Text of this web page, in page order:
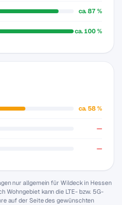
ca. 87 %
ca. 100 %
ca. 58 %
—
—
nur allgemein für Wildeck in Hessen
Wohngebiet kann die LTE- bzw. 5G-
auf der Seite des gewünschten